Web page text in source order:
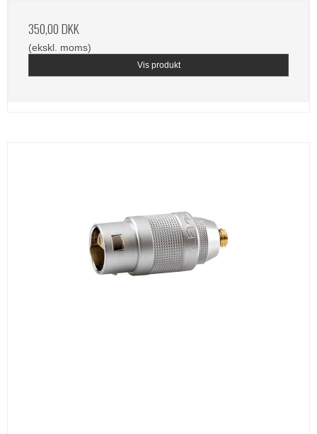
350,00 DKK
(ekskl. moms)
Vis produkt